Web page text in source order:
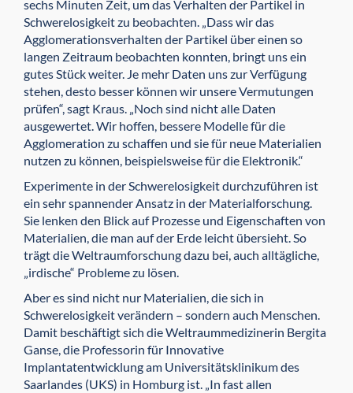
sechs Minuten Zeit, um das Ver­halten der Partikel in
Schwerelosigkeit zu beobachten. „Dass wir das
Agglomerations­verhalten der Partikel über einen so
langen Zeitraum beobachten konnten, bringt uns ein
gutes Stück weiter. Je mehr Daten uns zur Verfügung
stehen, desto besser können wir unsere Ver­mutungen
prüfen“, sagt Kraus. „Noch sind nicht alle Daten
ausgewertet. Wir hoffen, bessere Modelle für die
Agglomeration zu schaffen und sie für neue Materialien
nutzen zu können, beispielsweise für die Elektronik.“
Experimente in der Schwerelosigkeit durchzuführen ist
ein sehr spannender Ansatz in der Materialforschung.
Sie lenken den Blick auf Prozesse und Eigenschaften von
Materialien, die man auf der Erde leicht übersieht. So
trägt die Weltraumforschung dazu bei, auch alltägliche,
„irdische“ Probleme zu lösen.
Aber es sind nicht nur Materialien, die sich in
Schwerelosigkeit verändern – sondern auch Menschen.
Damit beschäftigt sich die Weltraummedizinerin Bergita
Ganse, die Professorin für Innovative
Implantatentwicklung am Universitätsklinikum des
Saarlandes (UKS) in Homburg ist. „In fast allen